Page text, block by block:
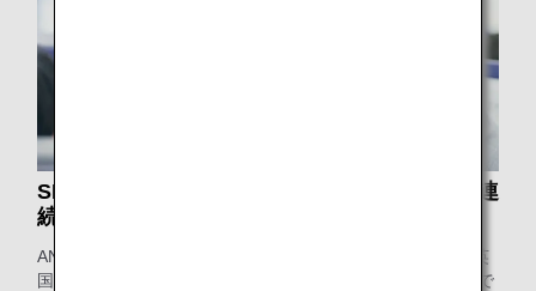
SKYTRAX社より最高評価「5スター」を13年連
続で受賞
ANAグループは、世界的な航空サービス格付け機関である英
国SKYTRAX社より、世界最高評価「5スター」を13年連続で